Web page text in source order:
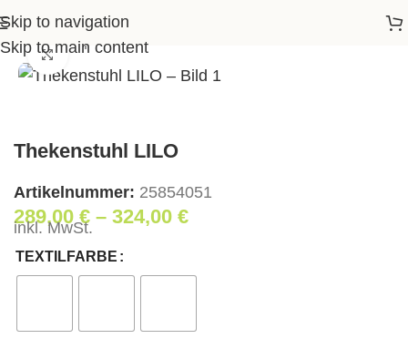
Skip to navigation
Skip to main content
> Shop >Essen
Klick zum Vergrößern
Thekenstuhl LILO
Artikelnummer: 25854051
289,00€ – 324,00 €
inkl. MwSt.
TEXTILFARBE